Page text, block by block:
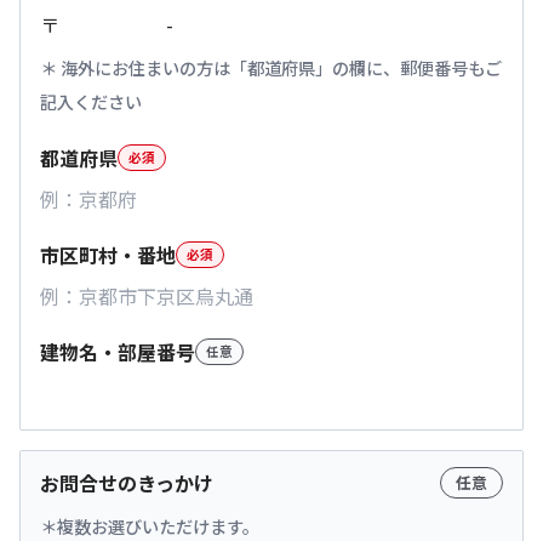
〒 -
海外にお住まいの方は「都道府県」の欄に、郵便番号もご
記入ください
都道府県 必須
市区町村・番地 必須
建物名・部屋番号 任意
お問合せのきっかけ 任意
複数お選びいただけます。